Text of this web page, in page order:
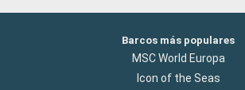
Barcos más populares
MSC World Europa
Icon of the Seas